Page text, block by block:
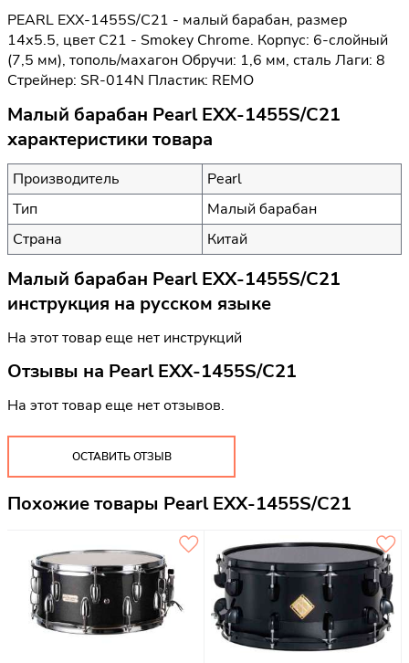
PEARL EXX-1455S/C21 - малый барабан, размер
14х5.5, цвет C21 - Smokey Chrome. Корпус: 6-слойный
(7,5 мм), тополь/махагон Обручи: 1,6 мм, сталь Лаги: 8
Стрейнер: SR-014N Пластик: REMO
Малый барабан Pearl EXX-1455S/C21
характеристики товара
Производитель
Pearl
Тип
Малый барабан
Страна
Китай
Малый барабан Pearl EXX-1455S/C21
инструкция на русском языке
На этот товар еще нет инструкций
Отзывы на Pearl EXX-1455S/C21
На этот товар еще нет отзывов.
ОСТАВИТЬ ОТЗЫВ
Похожие товары Pearl EXX-1455S/C21